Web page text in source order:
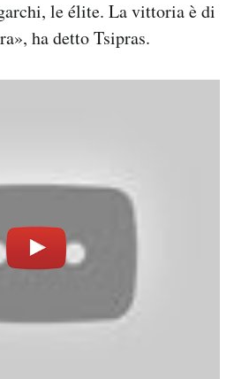
le élite. La vittoria è di
ha detto Tsipras.